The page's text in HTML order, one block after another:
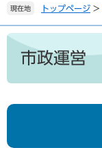
。
て
へ
現在地 トップページ >
本
市政運営